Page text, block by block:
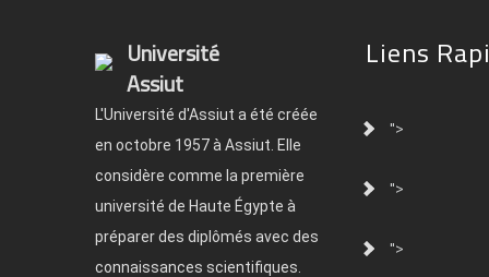
Université
Assiut
L'Université d'Assiut a été créée
en octobre 1957 à Assiut. Elle
considère comme la première
université de Haute Égypte à
préparer des diplômés avec des
connaissances scientifiques.
Liens
">
">
">